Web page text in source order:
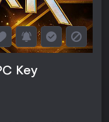
Key